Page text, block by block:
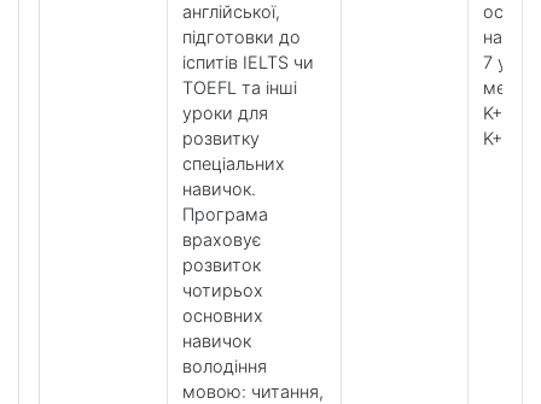
англійської,
підготовки до
іспитів IELTS чи
TOEFL та інші
уроки для
розвитку
спеціальних
навичок.
Програма
враховує
розвиток
чотирьох
основних
навичок
володіння
мовою: читання,
7
K+
K+